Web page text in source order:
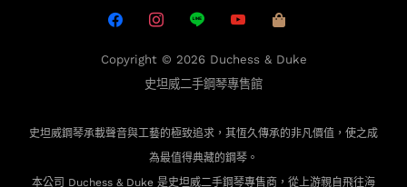
Copyright © 2026 Duchess & Duke
史坦威二手鋼琴專售館
史坦威鋼琴承載聲音與工藝的極致追求，其恆久傳承的非凡價值，使之成
為最值得典藏的鋼琴。
本公司 Duchess & Duke 是史坦威二手鋼琴專售商，從上游親自飛往海